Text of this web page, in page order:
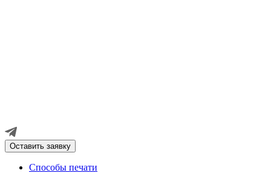
Оставить заявку
Способы печати